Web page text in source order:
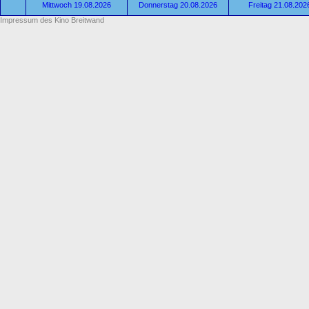
Mittwoch 19.08.2026 Donnerstag 20.08.2026
Freitag
Impressum des Kino Breitwand